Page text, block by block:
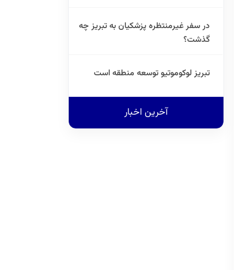
در سفر غیرمنتظره پزشکیان به تبریز چه
گذشت؟
تبریز لوکوموتیو توسعه منطقه است
آخرین اخبار